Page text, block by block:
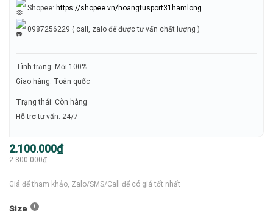
Shopee: https://shopee.vn/hoangtusport31hamlong
0987256229 ( call, zalo để được tư vấn chất lượng )
Tình trạng: Mới 100%
Giao hàng: Toàn quốc
Trạng thái: Còn hàng
Hỗ trợ tư vấn: 24/7
2.800.000₫
Giá
gốc
là:
2.100.000₫
Giá
hiện
tại
Giá để tham khảo, Zalo/SMS/Call để có giá tốt nhất
Size